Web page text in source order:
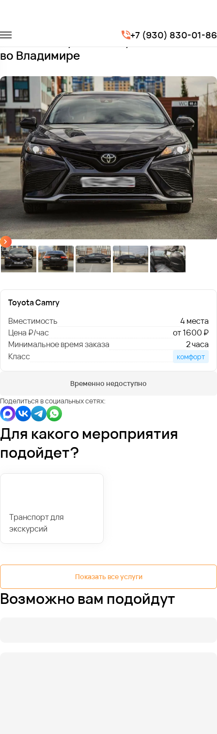
+7 (930) 830-01-86
Легковые автомобили
Заказать Toyota Camry с водителем
во Владимире
Toyota Camry
Вместимость
4 места
Цена ₽/час
от 1600 ₽
Минимальное время заказа
2 часа
Класс
комфорт
Временно недоступно
Поделиться в социальных сетях:
Для какого мероприятия
подойдет?
Транспорт для
экскурсий
Показать все услуги
Возможно вам подойдут